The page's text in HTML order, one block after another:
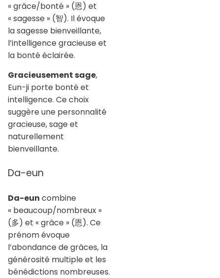
« grâce/bonté » (恩) et
« sagesse » (智). Il évoque
la sagesse bienveillante,
l’intelligence gracieuse et
la bonté éclairée.
Gracieusement sage,
Eun-ji porte bonté et
intelligence. Ce choix
suggère une personnalité
gracieuse, sage et
naturellement
bienveillante.
Da-eun
Da-eun combine
« beaucoup/nombreux »
(多) et « grâce » (恩). Ce
prénom évoque
l’abondance de grâces, la
générosité multiple et les
bénédictions nombreuses.